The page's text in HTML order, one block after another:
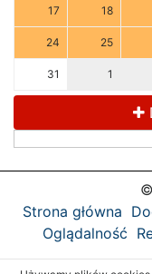
17 18
24 25
31 1
Strona główna
Oglądalność